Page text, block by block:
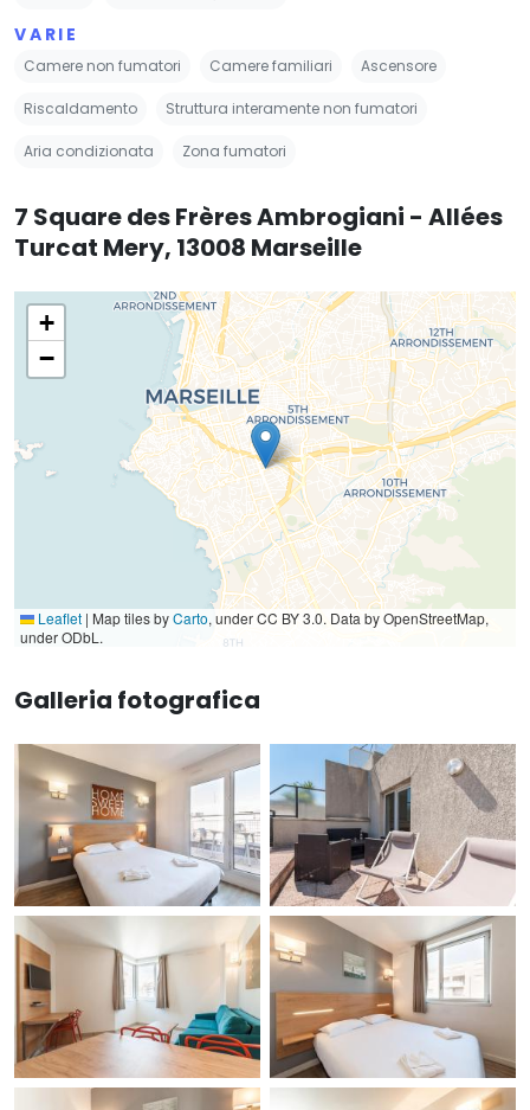
VARIE
Camere non fumatori Camere familiari Ascensore
Riscaldamento Struttura interamente non fumatori
Aria condizionata Zona fumatori
7 Square des Frères Ambrogiani - Allées
Turcat Mery, 13008 Marseille
+
−
Leaflet | Map tiles byCarto, under CC BY 3.0. Data by OpenStreetMap,
under ODbL.
Galleria fotografica